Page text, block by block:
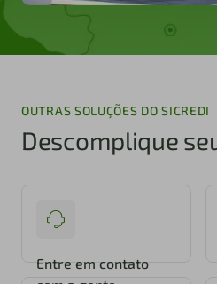
OUTRAS SOLUÇÕES DO SICREDI
Descomplique
Entre em contato